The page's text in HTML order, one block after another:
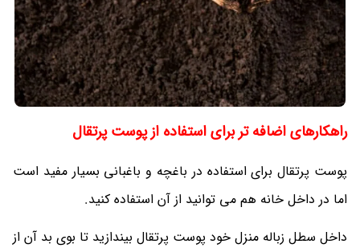
راهکارهای اضافه تر برای استفاده از پوست پرتقال
پوست پرتقال برای استفاده در باغچه و باغبانی بسیار مفید است
اما در داخل خانه هم می توانید از آن استفاده کنید.
داخل سطل زباله منزل خود پوست پرتقال بیندازید تا بوی بد آن از